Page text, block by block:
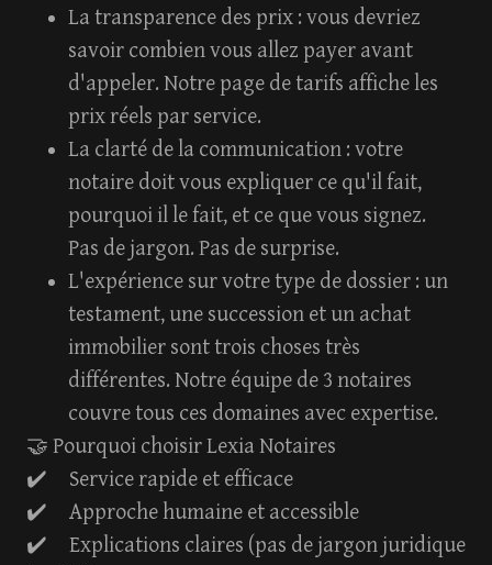
La transparence des prix : vous devriez
savoir combien vous allez payer avant
d'appeler. Notre page de tarifs affiche les
prix réels par service.
La clarté de la communication : votre
notaire doit vous expliquer ce qu'il fait,
pourquoi il le fait, et ce que vous signez.
Pas de jargon. Pas de surprise.
L'expérience sur votre type de dossier : un
testament, une succession et un achat
immobilier sont trois choses très
différentes. Notre équipe de 3 notaires
couvre tous ces domaines avec expertise.
🤝 Pourquoi choisir Lexia Notaires
✔️ Service rapide et efficace
✔️ Approche humaine et accessible
✔️ Explications claires (pas de jargon juridique